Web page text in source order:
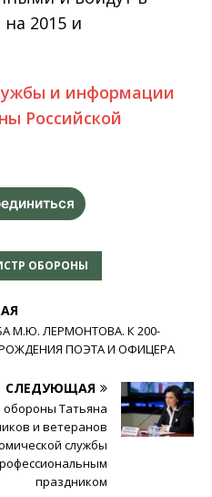
2015 и
и информации
Российской
ОБОРОНЫ
М.Ю. ЛЕРМОНТОВА. К 200­-
ПОЭТА И ОФИЦЕРА
СЛЕДУЮЩАЯ
Татьяна
и ветеранов
службы
праздником